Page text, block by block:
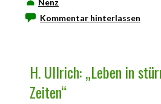
Nenz
Kommentar hinterlassen
H. Ullrich: „Leben in
Zeiten“